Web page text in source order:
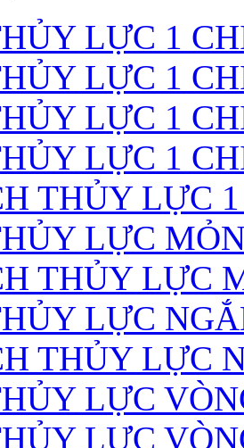
LỰC 1
LỰC 1
LỰC 1
LỰC 1
THỦY LỰC
LỰC
THỦY LỰC
LỰC
THỦY LỰC
LỰC
LỰC